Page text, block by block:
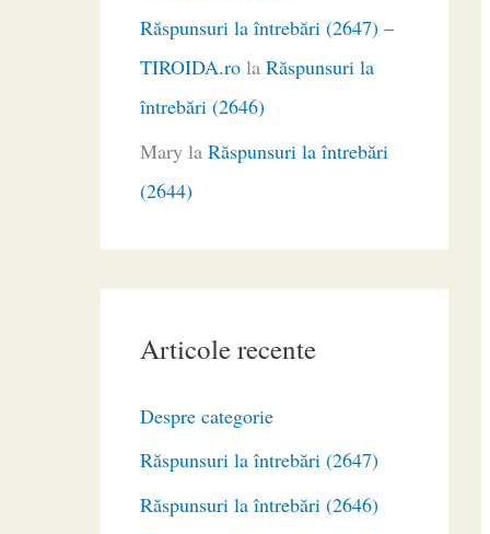
Răspunsuri la întrebări (2647) –
TIROIDA.ro la Răspunsuri la
întrebări (2646)
Mary la Răspunsuri la întrebări
(2644)
Articole recente
Despre categorie
Răspunsuri la întrebări (2647)
Răspunsuri la întrebări (2646)